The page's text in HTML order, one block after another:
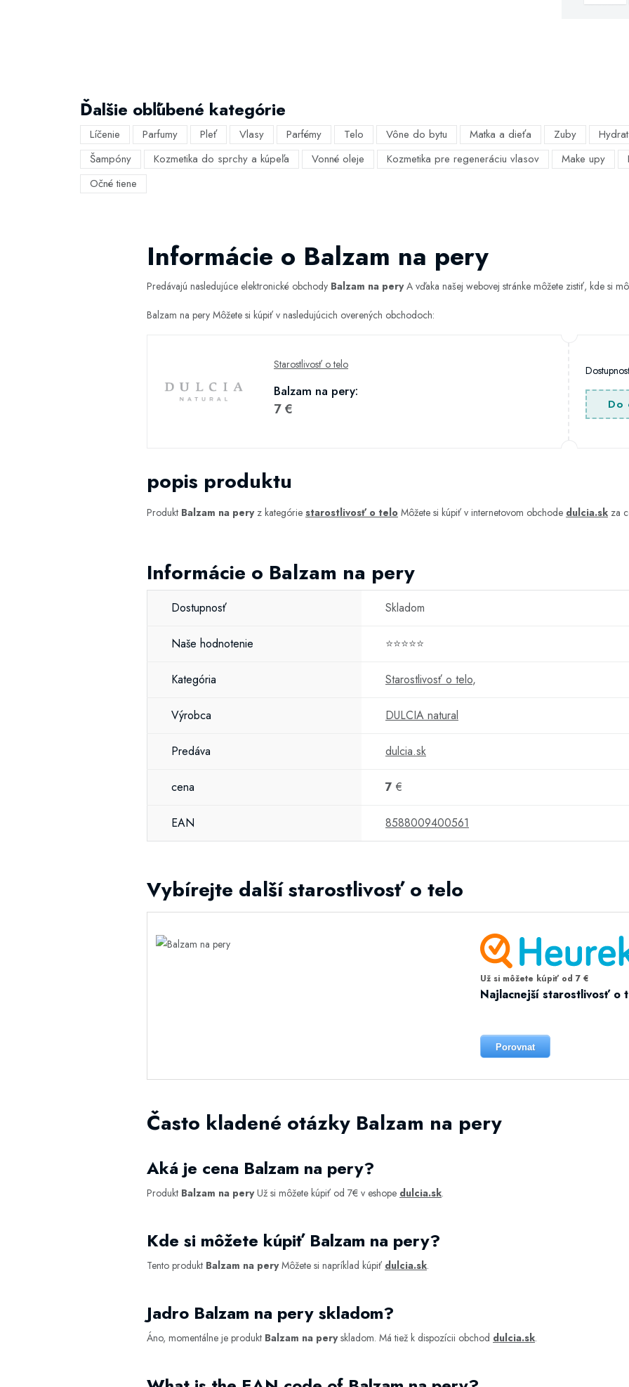
Ďalšie obľúbené kategórie
Líčenie Parfumy Pleť Vlasy Parfémy Telo Vône do bytu Matka a dieťa Zuby
Šampóny
Kozmetika do sprchy a kúpeľa Vonné oleje Kozmetika pre regeneráciu vlasov Make upy
Očné tiene
Informácie o Balzam na pery
Predávajú nasledujúce elektronické obchody Balzam na peryA vďaka našej webovej stránke môžete zistiť, kde si
Balzam na pery Môžete si kúpiť v nasledujúcich overených obchodoch:
Starostlivosť o telo
Balzam na pery:
7 € Do
popis produktu
Produkt Balzam na peryz kategórie starostlivosť o telo Môžete si kúpiť v internetovom obchode dulcia.sk za
Informácie o Balzam na pery
Dostupnosť Skladom
Naše hodnotenie ⭐⭐⭐⭐⭐
Kategória Starostlivosť o telo,
Výrobca DULCIA natural
Predáva dulcia.sk
cena 7 €
EAN 8588009400561
Vybírejte další starostlivosť o telo
Už si môžete kúpiť od 7 €
Najlacnejší starostlivosť o
Porovnat
Často kladené otázky Balzam na pery
Aká je cena Balzam na pery?
Produkt Balzam na peryUž si môžete kúpiť od 7€ v eshope dulcia.sk.
Kde si môžete kúpiť Balzam na pery?
Tento produkt Balzam na peryMôžete si napríklad kúpiť dulcia.sk.
Jadro Balzam na pery skladom?
Áno, momentálne je produkt Balzam na peryskladom. Má tiež k dispozícii obchod dulcia.sk.